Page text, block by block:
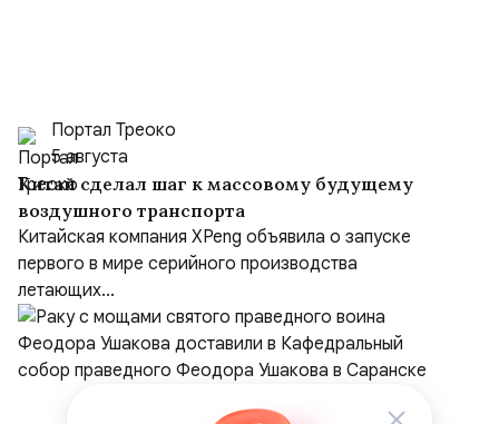
Портал Треоко
5 августа
Китай сделал шаг к массовому будущему
воздушного транспорта
Китайская компания XPeng объявила о запуске
первого в мире серийного производства
летающих...